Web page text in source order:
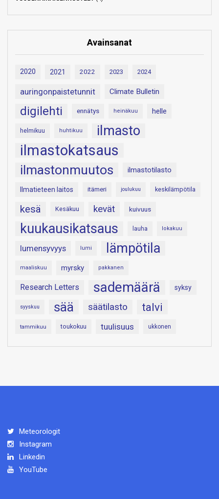
Avainsanat
2020 2021 2022 2023 2024
auringonpaistetunnit Climate Bulletin
digilehti ennätys heinäkuu helle
helmikuu huhtikuu ilmasto
ilmastokatsaus
ilmastonmuutos ilmastotilasto
Ilmatieteen laitos itämeri joulukuu keskilämpötila
kesä Kesäkuu kevät kuivuus
kuukausikatsaus lauha lokakuu
lumensyvyys lumi lämpötila
maaliskuu myrsky pakkanen
Research Letters sademäärä syksy
syyskuu sää säätilasto talvi
tammikuu toukokuu tuulisuus ukkonen
Meteorologit
Instagram
Linkedin
YouTube